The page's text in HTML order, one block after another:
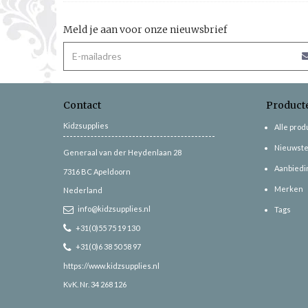
Meld je aan voor onze nieuwsbrief
Contact
Kidzsupplies
Generaal van der Heydenlaan 28
7316 BC Apeldoorn
Nederland
info@kidzsupplies.nl
+31(0)55 75 19 130
+31(0)6 38 50 58 97
https://www.kidzsupplies.nl
KvK. Nr. 34 268 126
Alle
Merken
Tags